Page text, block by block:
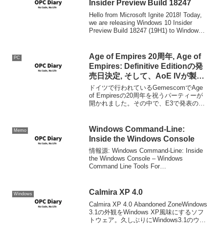
Insider Preview Build 18247
Hello from Microsoft Ignite 2018! Today,
we are releasing Windows 10 Insider
Preview Build 18247 (19H1) to Windows
PC
Age of Empires 20周年, Age of
Empires: Definitive Editionの発
売日決定, そして、AoE IVが製作
決定！ #AgeOfEmpires
ドイツで行われているGemescomでAge
of Empiresの20周年を祝うパーティーが
開かれました。その中で、E3で発表のあ
Memo
Windows Command-Line:
Inside the Windows Console
情報源: Windows Command-Line: Inside
the Windows Console – Windows
Command Line Tools For
Windows Calmira XP 4.0
Calmira XP 4.0 Abandoned ZoneWindows
3.1の外観をWindows XP風味にするソフ
トウェア。久しぶりにWindows3.1のウイ